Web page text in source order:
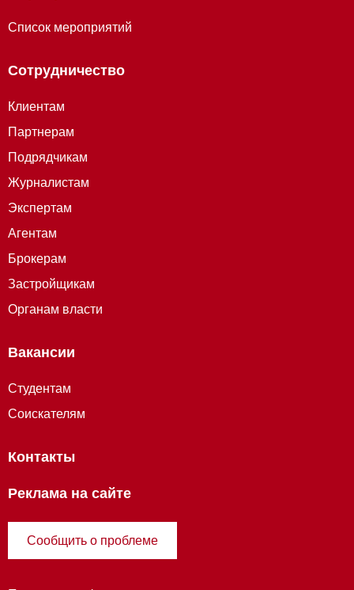
Список мероприятий
Сотрудничество
Клиентам
Партнерам
Подрядчикам
Журналистам
Экспертам
Агентам
Брокерам
Застройщикам
Органам власти
Вакансии
Студентам
Соискателям
Контакты
Реклама на сайте
Сообщить о проблеме